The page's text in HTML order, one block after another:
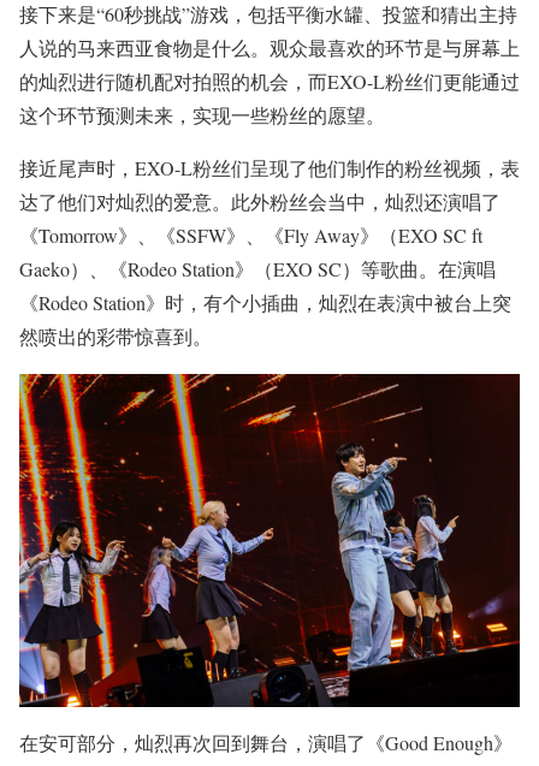
接下来是“60秒挑战”游戏，包括平衡水罐、投篮和猜出主持
人说的马来西亚食物是什么。观众最喜欢的环节是与屏幕上
的灿烈进行随机配对拍照的机会，而EXO-L粉丝们更能通过
这个环节预测未来，实现一些粉丝的愿望。
接近尾声时，EXO-L粉丝们呈现了他们制作的粉丝视频，表
达了他们对灿烈的爱意。此外粉丝会当中，灿烈还演唱了
《Tomorrow》、《SSFW》、《Fly Away》（EXO SC ft
Gaeko）、《Rodeo Station》（EXO SC）等歌曲。在演唱
《Rodeo Station》时，有个小插曲，灿烈在表演中被台上突
然喷出的彩带惊喜到。
在安可部分，灿烈再次回到舞台，演唱了《Good Enough》